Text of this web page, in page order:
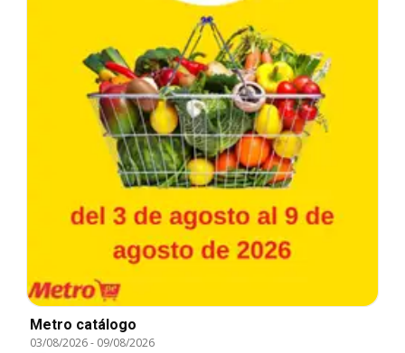
Metro catálogo
03/08/2026- 09/08/2026